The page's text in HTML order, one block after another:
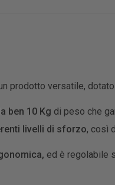
prodotto versatile,
ben 10 Kg di peso che
livelli di sforzo, così
ed è regolabile